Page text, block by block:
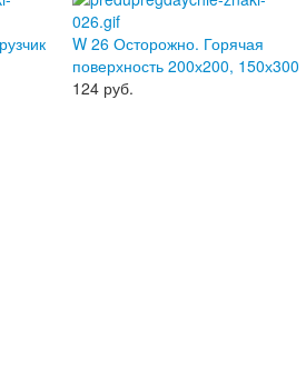
W 26 Осторожно. Горячая
поверхность 200х200, 150х300
124 руб.